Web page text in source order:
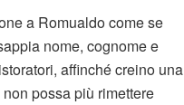
a Romualdo come se
nome, cognome e
affinché creino una
possa più rimettere